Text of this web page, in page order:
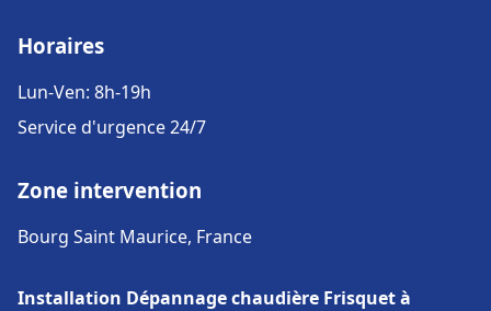
Horaires
Lun-Ven: 8h-19h
Service d'urgence 24/7
Zone intervention
Bourg Saint Maurice, France
Installation Dépannage chaudière Frisquet à